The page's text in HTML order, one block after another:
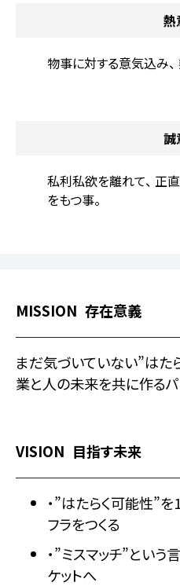
熱
物事に対する意気込み、
誠
私利私欲を離れて、 正
をもつ事。
MISSION 存在意義
まだ気づいていない”はた
業と人の未来を共に作る
VISION 目指す未来
・”はたらく可能性”
フラをつくる
・”ミスマッチ”とい
ケットへ